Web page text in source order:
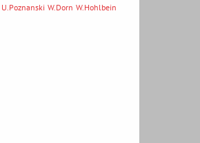
U.Poznanski W.Dorn W.Hohlbein